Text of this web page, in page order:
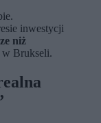
inwestycji
niż
w Brukseli.